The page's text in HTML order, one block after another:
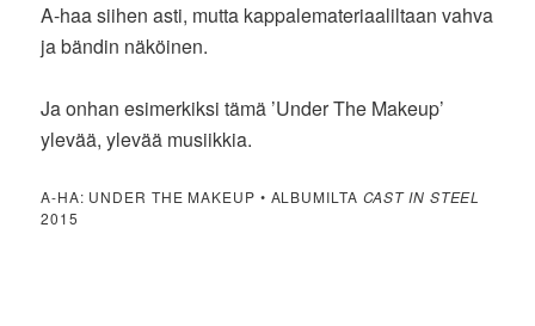
A-haa siihen asti, mutta kappalemateriaaliltaan vahva
ja bändin näköinen.
Ja onhan esimerkiksi tämä ’Under The Makeup’
ylevää, ylevää musiikkia.
A-HA: UNDER THE MAKEUP • ALBUMILTA CAST IN STEEL
2015